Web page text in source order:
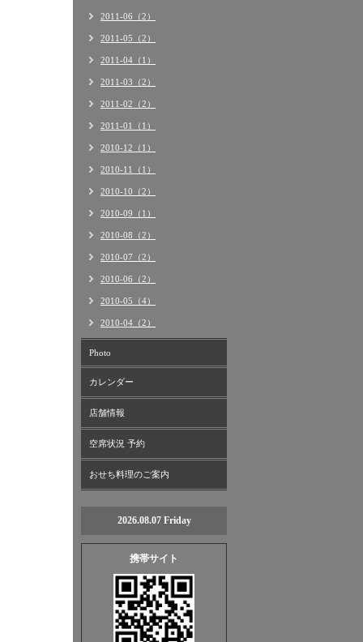
2011-06（2）
2011-05（2）
2011-04（1）
2011-03（2）
2011-02（2）
2011-01（1）
2010-12（1）
2010-11（1）
2010-10（2）
2010-09（1）
2010-08（2）
2010-07（2）
2010-06（2）
2010-05（4）
2010-04（2）
Photo
カレンダー
店舗情報
空席状況 予約
おせち料理のご案内
2026.08.07 Friday
携帯サイト